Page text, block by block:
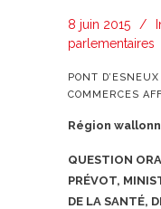
8 juin 2015
parlementaires
PONT
COMMERCES
Région
QUESTION
PRÉVOT,
DE LA SANTÉ,